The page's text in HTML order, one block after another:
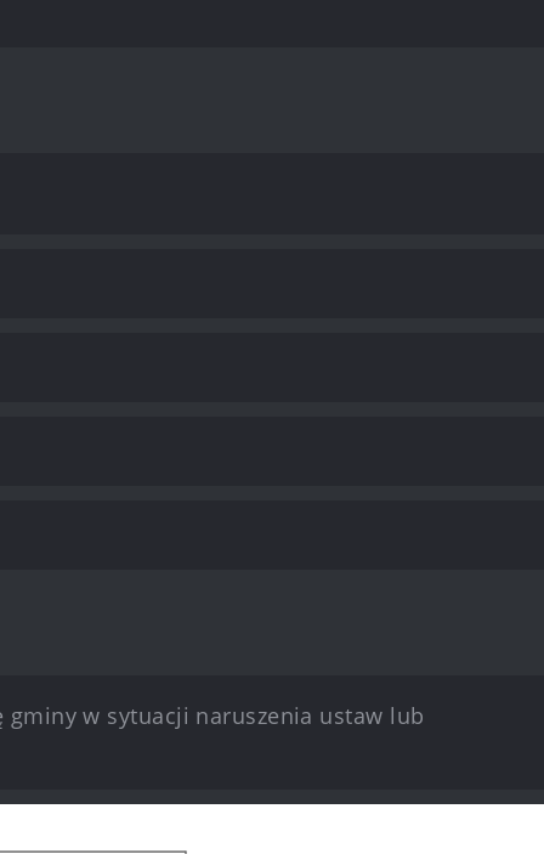
w sytuacji naruszenia ustaw lub